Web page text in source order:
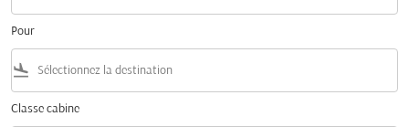
Pour
flight_land
Classe cabine